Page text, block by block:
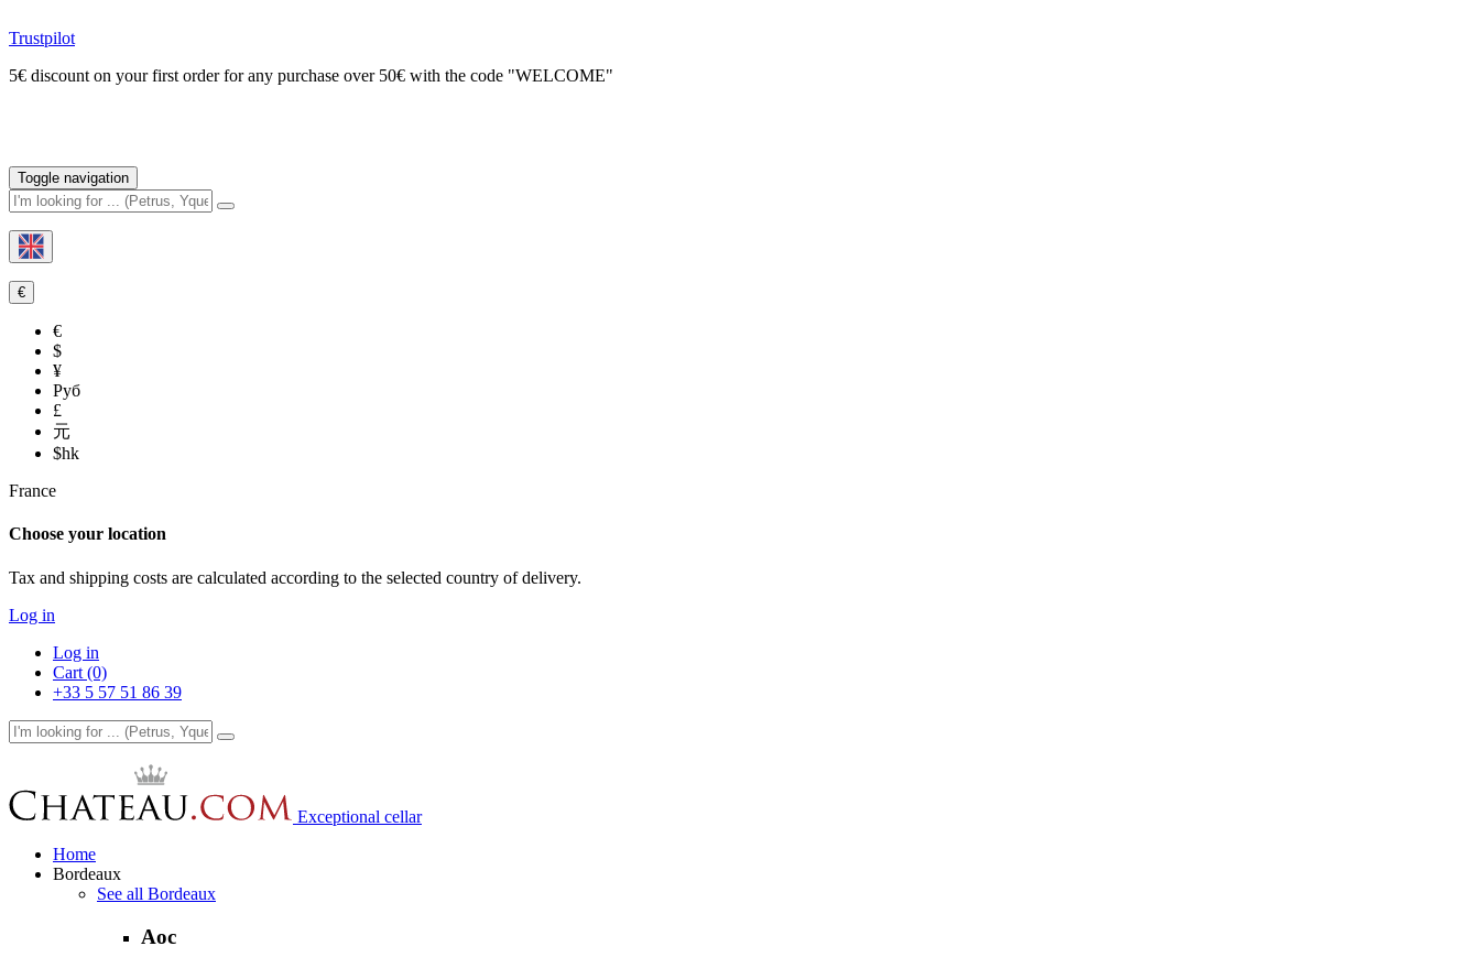
Trustpilot
5€ discount on your first order for any purchase over 50€ with the code "WELCOME"
Toggle navigation
€
€
$
¥
Руб
£
元
$hk
France
Choose your location
Tax and shipping costs are calculated according to the selected country of delivery.
Log in
Log in
Cart (0)
+33 5 57 51 86 39
Exceptional cellar
Home
Bordeaux
See all Bordeaux
Aoc